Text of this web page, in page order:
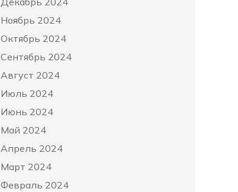
Ноябрь 2024
Октябрь 2024
Сентябрь 2024
Август 2024
Июль 2024
Июнь 2024
Май 2024
Апрель 2024
Март 2024
Февраль 2024